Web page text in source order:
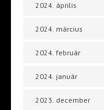
2024. április
2024. március
2024. február
2024. január
2023. december